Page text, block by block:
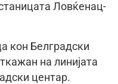
Ловќенац-
кон Белградски
на линијата
центар.